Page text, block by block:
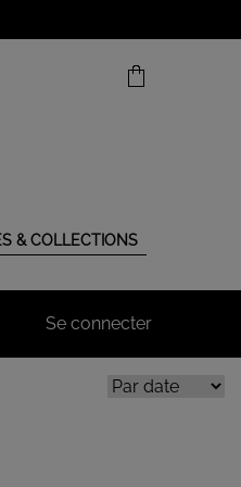
& COLLECTIONS
Se connecter